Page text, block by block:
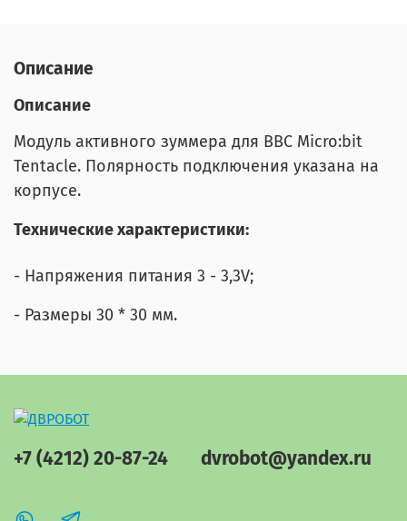
Описание
Описание
Модуль активного зуммера для BBC Micro:bit
Tentacle. Полярность подключения указана на
корпусе.
Технические характеристики:
- Напряжения питания 3 - 3,3V;
- Размеры 30 * 30 мм.
+7 (4212) 20-87-24 dvrobot@yandex.ru